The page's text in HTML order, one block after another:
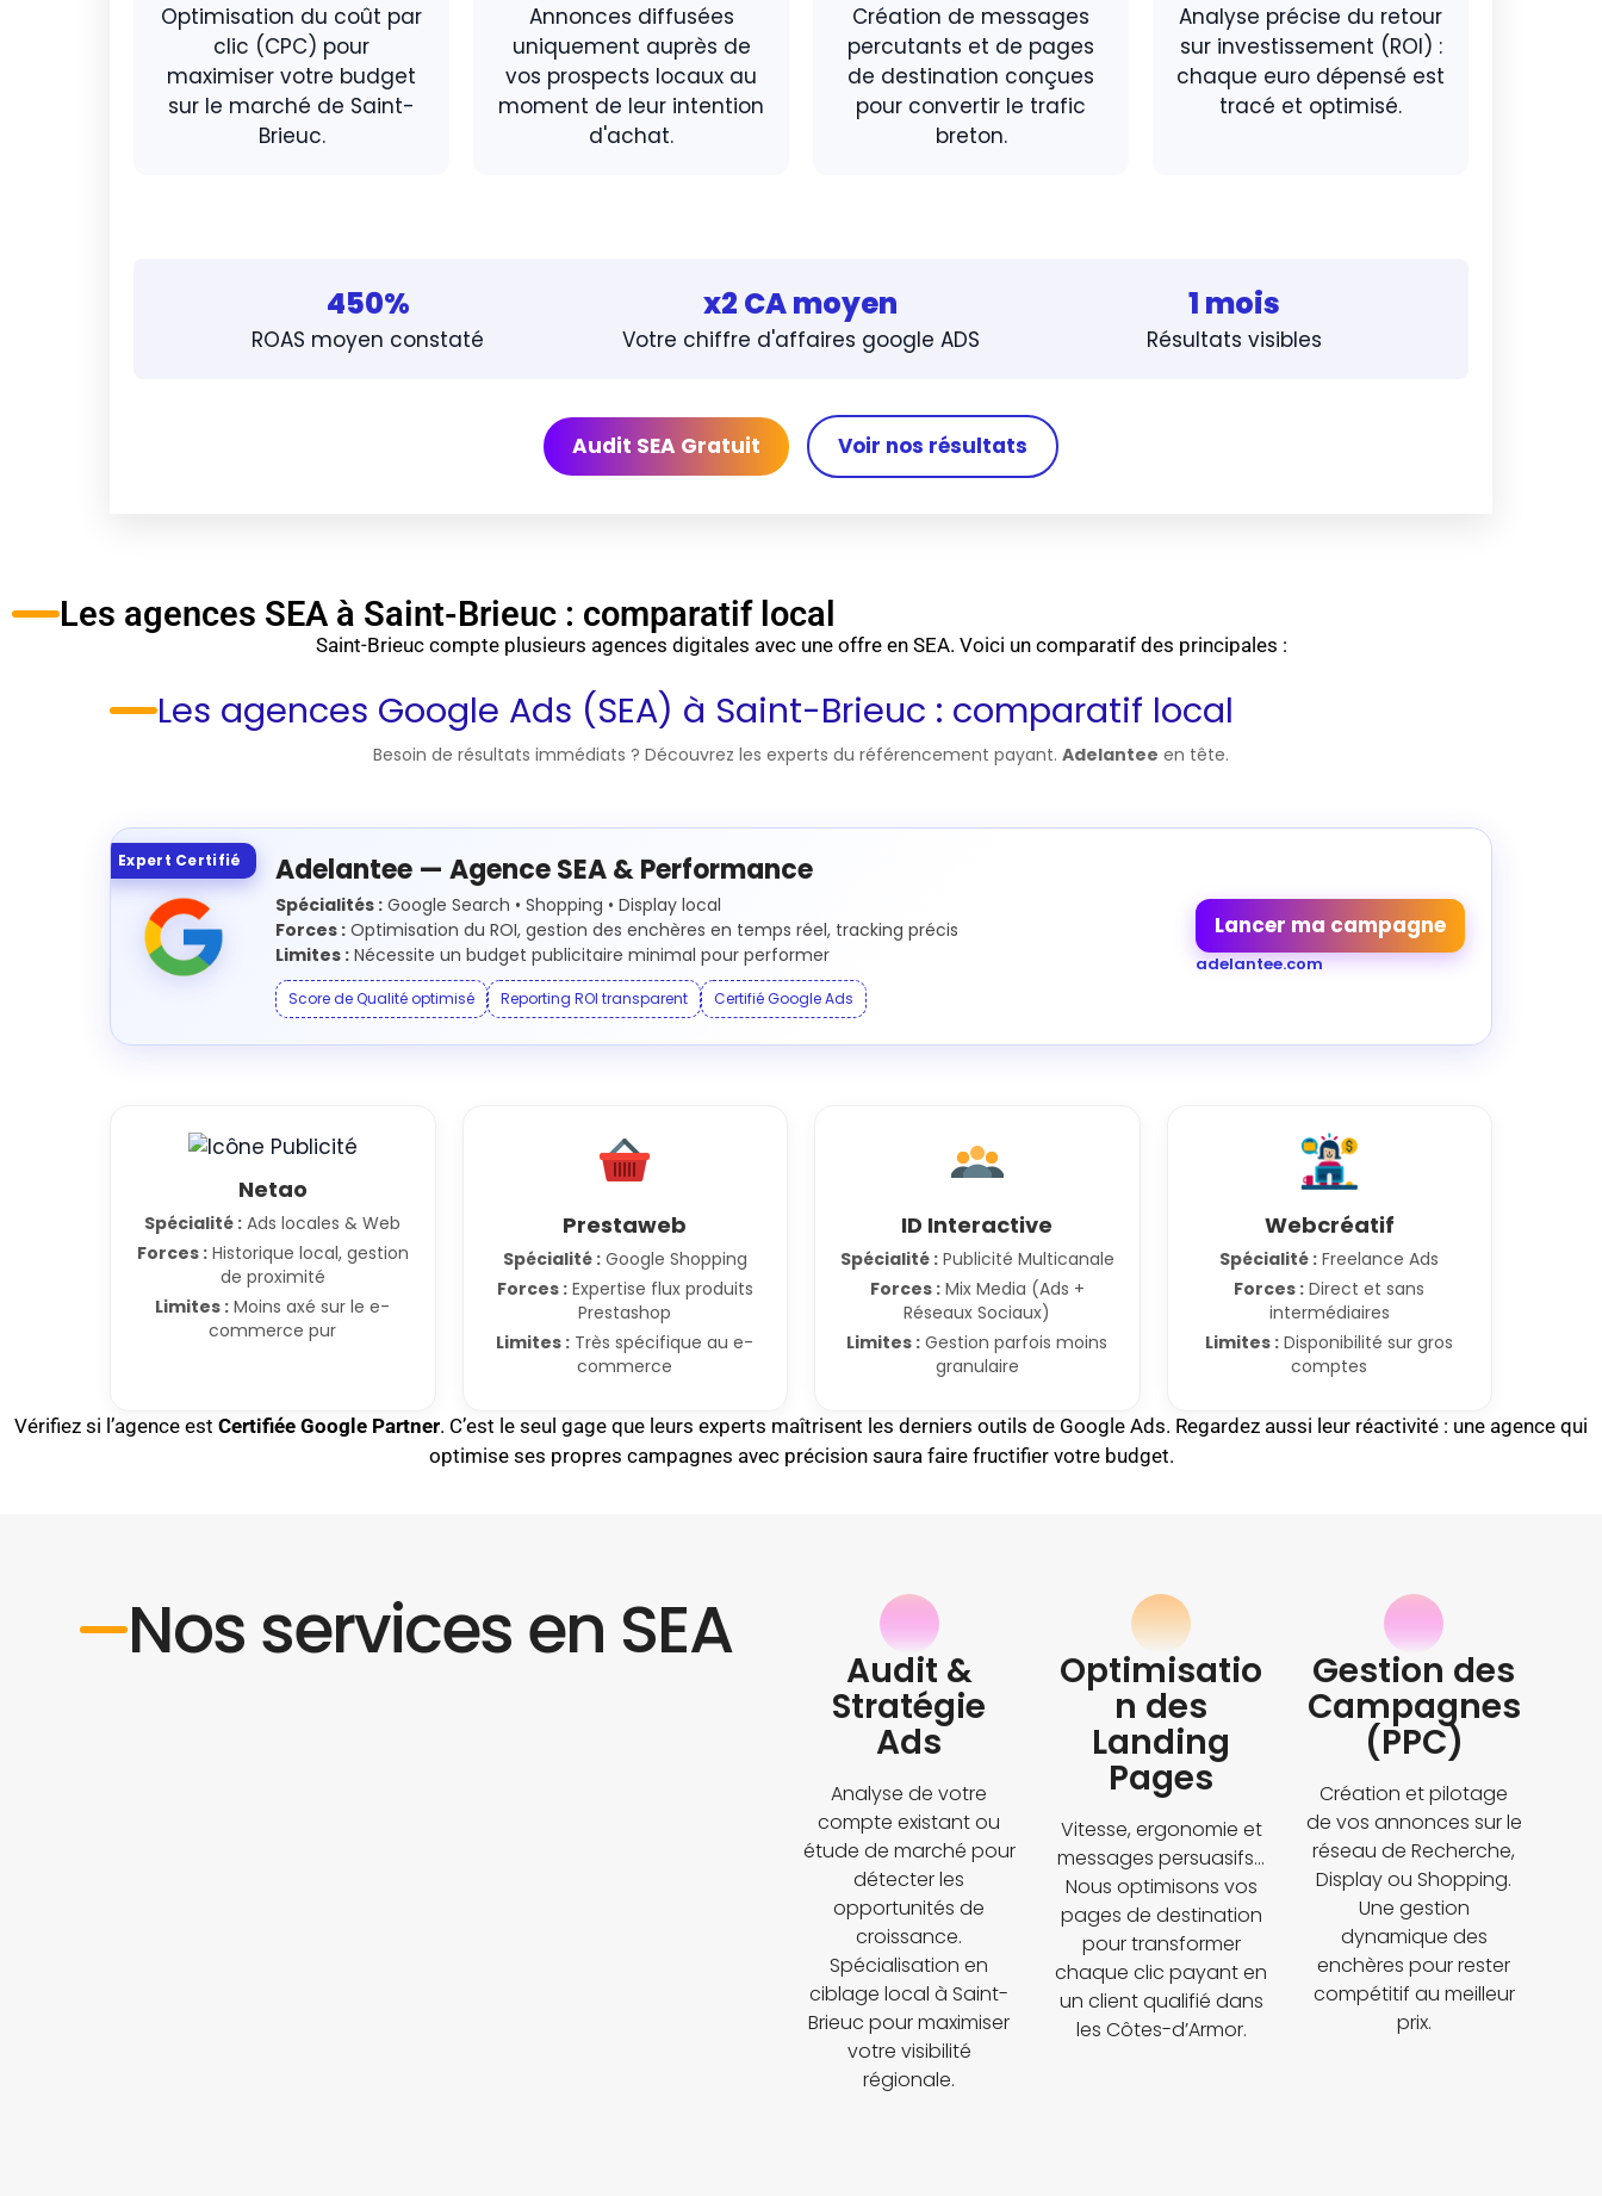
Optimisation du coût par
clic (CPC) pour
maximiser votre budget
sur le marché de Saint-
Brieuc.
Annonces diffusées
uniquement auprès de
vos prospects locaux au
moment de leur intention
d'achat.
Création de messages
percutants et de pages
de destination conçues
pour convertir le trafic
breton.
Analyse précise du retour
sur investissement (ROI) :
chaque euro dépensé est
tracé et optimisé.
450%
ROAS moyen constaté
x2 CA moyen
Votre chiffre d'affaires google ADS
1 mois
Résultats visibles
Audit SEA Gratuit Voir nos résultats
Les agences SEA à Saint-Brieuc : comparatif local
Saint-Brieuc compte plusieurs agences digitales avec une offre en SEA. Voici un comparatif des principales :
Les agences Google Ads (SEA) à Saint-Brieuc : comparatif local
Besoin de résultats immédiats ? Découvrez les experts du référencement payant. Adelantee en tête.
Expert Certifié Adelantee — Agence SEA & Performance
Spécialités : Google Search • Shopping • Display local
Forces : Optimisation du ROI, gestion des enchères en temps réel, tracking précis
Limites : Nécessite un budget publicitaire minimal pour performer
Score de Qualité optimisé Reporting ROI transparent Certifié Google Ads
Lancer ma campagne
adelantee.com
Netao
Spécialité : Ads locales & Web
Forces :Historique local, gestion
de proximité
Limites : Moins axé sur le e-
commerce pur
Prestaweb
Spécialité :Google Shopping
Forces :Expertise flux produits
Prestashop
Limites : Très spécifique au e-
commerce
ID Interactive
Spécialité :Publicité Multicanale
Forces :Mix Media (Ads +
Réseaux Sociaux)
Limites : Gestion parfois moins
granulaire
Webcréatif
Spécialité : Freelance Ads
Forces : Direct et sans
intermédiaires
Limites : Disponibilité sur gros
comptes
Vérifiez si l’agence est Certifiée Google Partner. C’est le seul gage que leurs experts maîtrisent les derniers outils de Google Ads. Regardez aussi leur réactivité : une agence qui
optimise ses propres campagnes avec précision saura faire fructifier votre budget.
Nos services en SEA Audit &
Stratégie
Ads
Analyse de votre
compte existant ou
étude de marché pour
détecter les
opportunités de
croissance.
Spécialisation en
ciblage local à Saint-
Brieuc pour maximiser
votre visibilité
régionale.
Optimisatio
n des
Landing
Pages
Vitesse, ergonomie et
messages persuasifs...
Nous optimisons vos
pages de destination
pour transformer
chaque clic payant en
un client qualifié dans
les Côtes-d’Armor.
Gestion des
Campagnes
(PPC)
Création et pilotage
de vos annonces sur le
réseau de Recherche,
Display ou Shopping.
Une gestion
dynamique des
enchères pour rester
compétitif au meilleur
prix.